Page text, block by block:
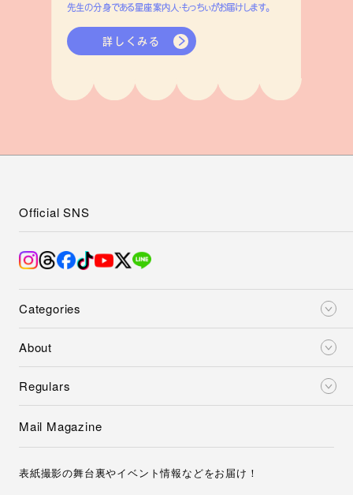
先生の分身である星座案内人・もっちぃがお届けします。
詳しくみる
Categories
About
Regulars
Official SNS
Mail Magazine
表紙撮影の舞台裏やイベント情報などをお届け！